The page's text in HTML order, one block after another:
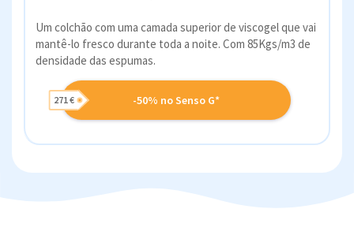
Um colchão com uma camada superior de viscogel que vai
mantê-lo fresco durante toda a noite. Com 85Kgs/m3 de
densidade das espumas.
-50% no Senso G*
271 €